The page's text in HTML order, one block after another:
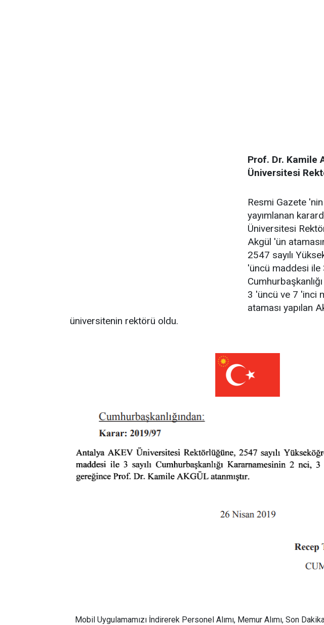
Prof. Dr. Kamile
Üniversitesi
Resmi Gazete
yayımlanan
Üniversitesi
Akgül 'ün
2547 sayılı
'üncü maddesi ile
3 'üncü ve 7 'inci
ataması yapılan
üniversitenin rektörü oldu.
Mobil Uygulamamızı İndirerek Personel Alımı, Memur Alımı, Son